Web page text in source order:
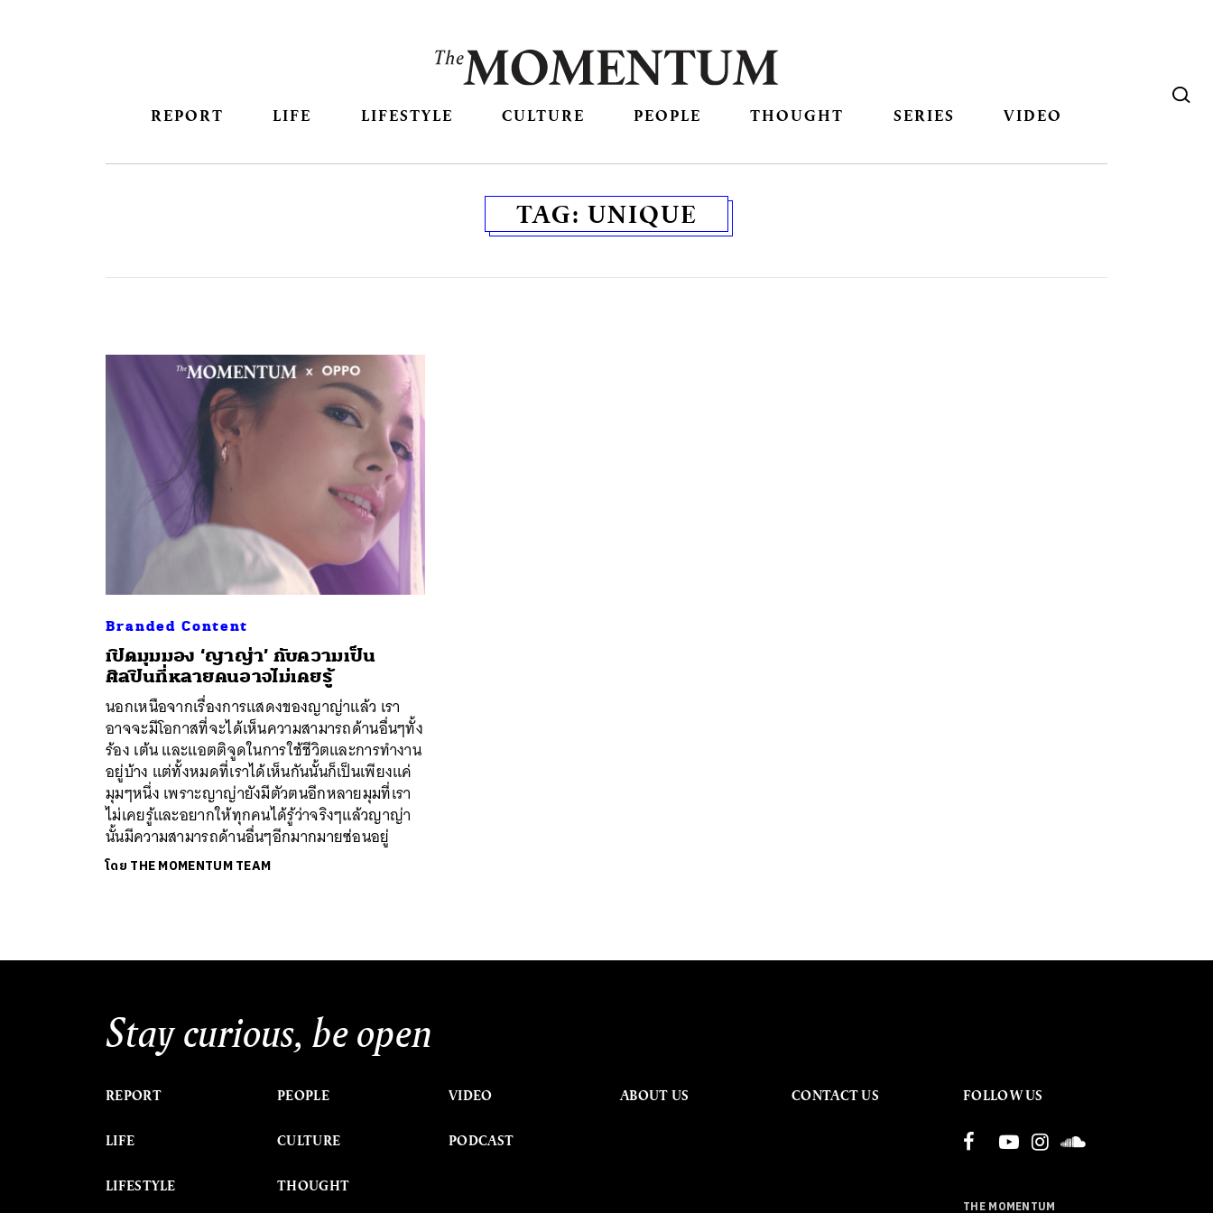
REPORT LIFE LIFESTYLE CULTURE PEOPLE THOUGHT SERIES VIDEO
TAG: UNIQUE
Branded Content
เปิดมุมมอง ‘ญาญ่า’ กับความเป็น
ศิลปินที่หลายคนอาจไม่เคยรู้
นอกเหนือจากเรื่องการแสดงของญาญ่าแล้ว เรา
อาจจะมีโอกาสที่จะได้เห็นความสามารถด้านอื่นๆทั้ง
ร้อง เต้น และแอตติจูดในการใช้ชีวิตและการทำงาน
อยู่บ้าง แต่ทั้งหมดที่เราได้เห็นกันนั้นก็เป็นเพียงแค่
มุมๆหนึ่ง เพราะญาญ่ายังมีตัวตนอีกหลายมุมที่เรา
ไม่เคยรู้และอยากให้ทุกคนได้รู้ว่าจริงๆแล้วญาญ่า
นั้นมีความสามารถด้านอื่นๆอีกมากมายซ่อนอยู่
โดย THE MOMENTUM TEAM
Stay curious, be open
REPORT
LIFE
LIFESTYLE
PEOPLE
CULTURE
THOUGHT
VIDEO
PODCAST
ABOUT US CONTACT US FOLLOW US
THE MOMENTUM